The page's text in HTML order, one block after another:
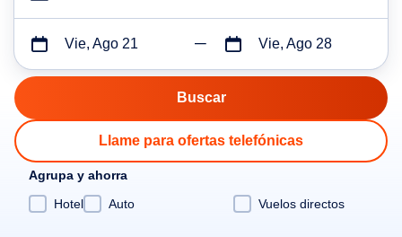
Vie, Ago 21 Vie, Ago 28
Llame para ofertas telefónicas
Agrupa y ahorra
Hotel
Auto Vuelos directos